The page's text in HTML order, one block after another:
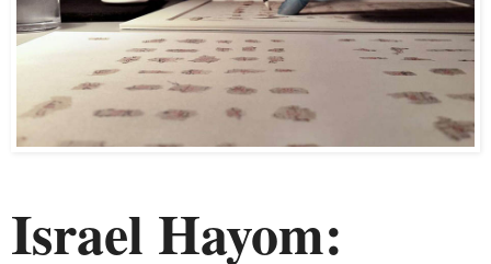
Israel Hayom: